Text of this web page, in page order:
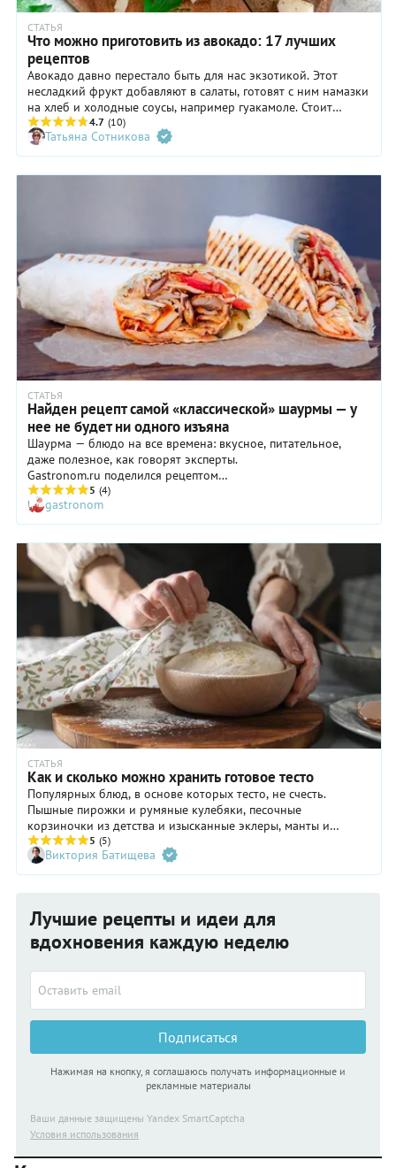
СТАТЬЯ
Что можно приготовить из авокадо: 17 лучших
рецептов
Авокадо давно перестало быть для нас экзотикой. Этот
несладкий фрукт добавляют в салаты, готовят с ним намазки
на хлеб и холодные соусы, например гуакамоле. Стоит
отдать должное столь замечательному продукту! Он и
полезный (богат полезными жирами, витаминами A, E,
группы B, калием, железом, медью), и вкусный, и
универсальный в плане кулинарного применения. Помимо
17 лучших рецептов с этим чудесным фруктом.
4.7 (10)
Татьяна Сотникова
СТАТЬЯ
Найден рецепт самой «классической» шаурмы — у
нее не будет ни одного изъяна
Шаурма — блюдо на все времена: вкусное, питательное,
даже полезное, как говорят эксперты.
Gastronom.ru поделился рецептом
самой «классической» шаурмы. Получается такой идеальной,
что покупная и не сравнится.
5 (4)
gastronom
СТАТЬЯ
Как и сколько можно хранить готовое тесто
Популярных блюд, в основе которых тесто, не счесть.
Пышные пирожки и румяные кулебяки, песочные
корзиночки из детства и изысканные эклеры, манты и
пельмени, пицца и хачапури, разнообразные сладкие и
несладкие пироги… Этот список можно продолжать
бесконечно. Но современному кулинару не всегда удобно
времени. Гораздо удобнее делать продукт заранее и
обращаться к нему по мере необходимости. Главное в этом
случае — знать, как правильно хранить тесто.
5 (5)
Виктория Батищева
Лучшие рецепты и идеи для
вдохновения каждую неделю
Подписаться
Нажимая на кнопку, я соглашаюсь получать информационные и
рекламные материалы
Ваши данные защищены Yandex SmartCaptcha
Условия использования